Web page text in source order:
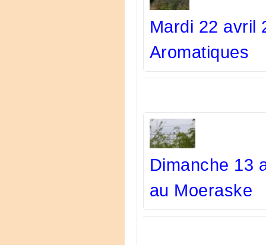
Mardi 22 avril
Aromatiques
Dimanche 13
au Moeraske